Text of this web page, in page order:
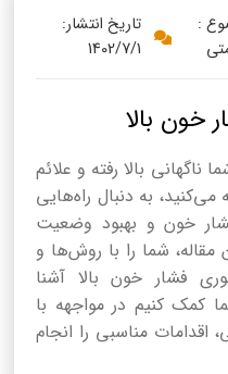
:
تاریخ انتشار:
1402/7/1
خون بالا
ناگهانی بالا رفته و علائم
می‌کنید، به دنبال راه‌هایی
خون و بهبود وضعیت
شما را با روش‌ها و
فشار خون بالا آشنا
کمک کنیم در مواجهه با
اقدامات مناسبی را انجام